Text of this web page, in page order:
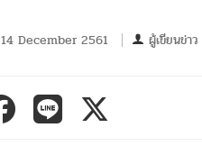
14 December 2561 ผู้เขียนข่าว